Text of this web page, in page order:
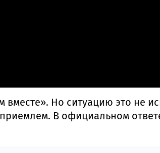
Но ситуацию это не
В официальном